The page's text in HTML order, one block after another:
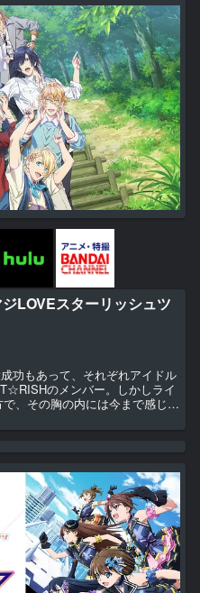
LOVEスターリッシュツ
功もあって、それぞれアイドル
のメンバー。しかしライ
、その胸の内には今まで感じた
イニング事務所から全員を呼
ム」から「マジ...